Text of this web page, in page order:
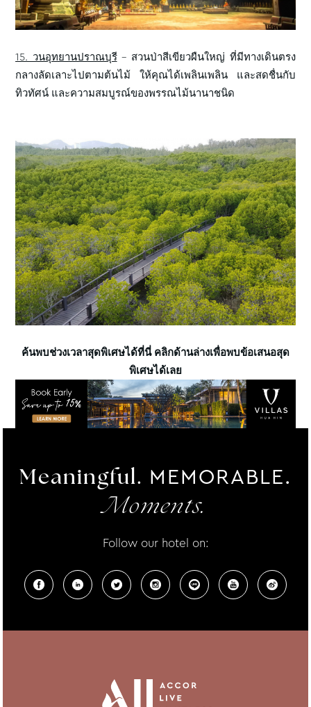
15. วนอุทยานปราณบุรี– สวนป่าสีเขียวผืนใหญ่ ที่มีทางเดินตรง
กลางลัดเลาะไปตามต้นไม้ ให้คุณได้เพลินเพลิน และสดชื่นกับ
ทิวทัศน์ และความสมบูรณ์ของพรรณไม้นานาชนิด
ค้นพบช่วงเวลาสุดพิเศษได้ที่นี่ คลิกด้านล่างเพื่อพบข้อเสนอสุด
พิเศษได้เลย
Meaningful. MEMORABLE.
Moments.
Follow our hotel on: